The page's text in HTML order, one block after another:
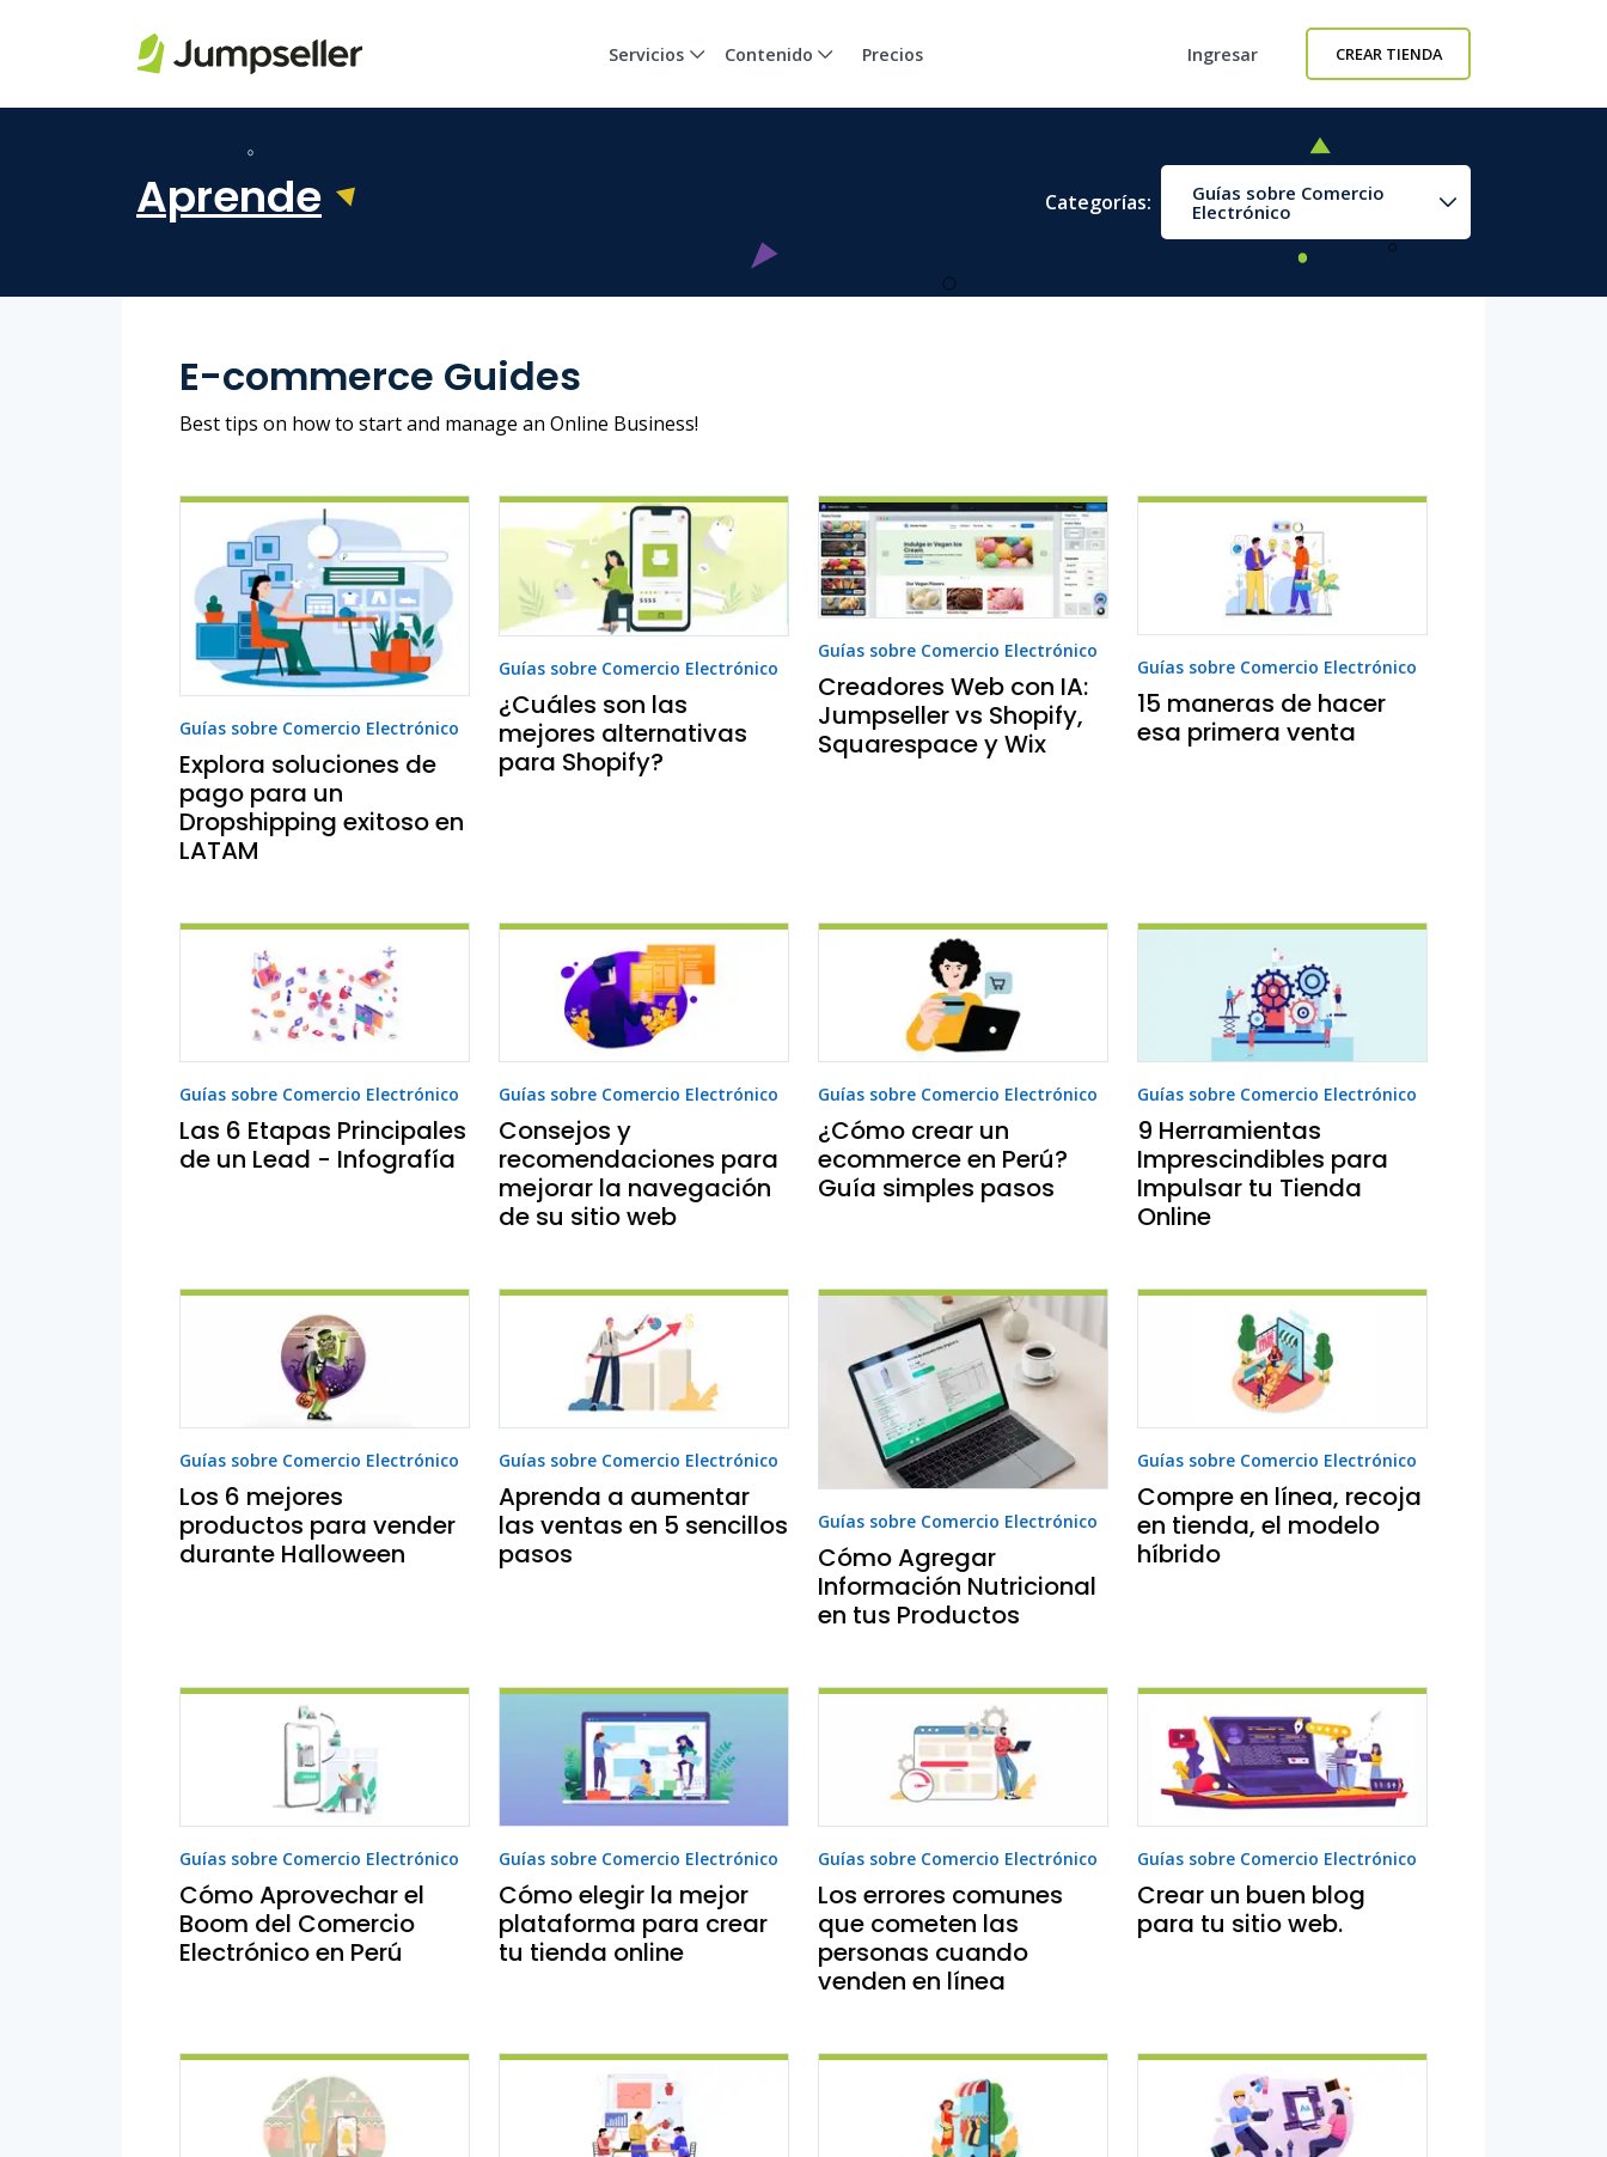
Servicios Contenido Precios Ingresar CREAR TIENDA
Aprende Categorías:
Guías sobre Comercio
Electrónico
E-commerce Guides
Best tips on how to start and manage an Online Business!
Guías sobre Comercio Electrónico
Explora soluciones de
pago para un
Dropshipping exitoso en
LATAM
Guías sobre Comercio Electrónico
¿Cuáles son las
mejores alternativas
para Shopify?
Guías sobre Comercio Electrónico
Creadores Web con IA:
Jumpseller vs Shopify,
Squarespace y Wix
Guías sobre Comercio Electrónico
15 maneras de hacer
esa primera venta
Guías sobre Comercio Electrónico
Las 6 Etapas Principales
de un Lead - Infografía
Guías sobre Comercio Electrónico
Consejos y
recomendaciones para
mejorar la navegación
de su sitio web
Guías sobre Comercio Electrónico
¿Cómo crear un
ecommerce en Perú?
Guía simples pasos
Guías sobre Comercio Electrónico
9 Herramientas
Imprescindibles para
Impulsar tu Tienda
Online
Guías sobre Comercio Electrónico
Los 6 mejores
productos para vender
durante Halloween
Guías sobre Comercio Electrónico
Aprenda a aumentar
las ventas en 5 sencillos
pasos
Guías sobre Comercio Electrónico
Cómo Agregar
Información Nutricional
en tus Productos
Guías sobre Comercio Electrónico
Compre en línea, recoja
en tienda, el modelo
híbrido
Guías sobre Comercio Electrónico
Cómo Aprovechar el
Boom del Comercio
Electrónico en Perú
Guías sobre Comercio Electrónico
Cómo elegir la mejor
plataforma para crear
tu tienda online
Guías sobre Comercio Electrónico
Los errores comunes
que cometen las
personas cuando
venden en línea
Guías sobre Comercio Electrónico
Crear un buen blog
para tu sitio web.